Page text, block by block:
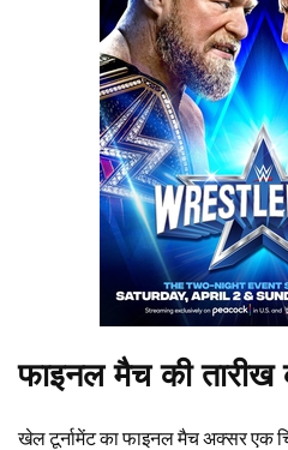
फाइनल मैच की तारीख
खेल टूर्नामेंट का फाइनल मैच अक्सर एक